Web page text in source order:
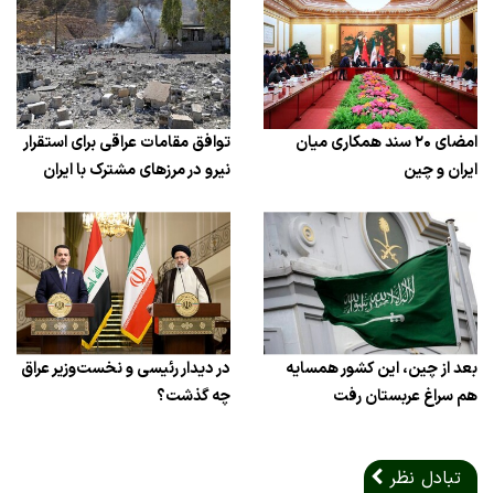
امضای ۲۰ سند همکاری میان
ایران و چین
توافق مقامات عراقی‌ برای استقرار
نیرو در مرزهای مشترک با ایران
بعد از چین، این کشور همسایه
هم سراغ عربستان رفت
در دیدار رئیسی و نخست‌وزیر عراق
چه گذشت؟
تبادل نظر